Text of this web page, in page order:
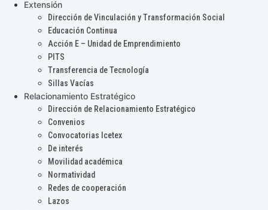
Extensión
Dirección de Vinculación y Transformación Social
Educación Continua
Acción E – Unidad de Emprendimiento
PITS
Transferencia de Tecnología
Sillas Vacías
Relacionamiento Estratégico
Dirección de Relacionamiento Estratégico
Convenios
Convocatorias Icetex
De interés
Movilidad académica
Normatividad
Redes de cooperación
Lazos